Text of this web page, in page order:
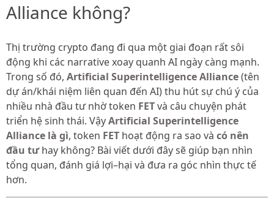
Alliance không?
Thị trường crypto đang đi qua một giai đoạn rất sôi
động khi các narrative xoay quanh AI ngày càng mạnh.
Trong số đó, Artificial Superintelligence Alliance(tên
dự án/khái niệm liên quan đến AI) thu hút sự chú ý của
nhiều nhà đầu tư nhờ token FETvà câu chuyện phát
triển hệ sinh thái. VậyArtificial Superintelligence
Alliance là gì, token FET hoạt động ra sao và có nên
đầu tưhay không? Bài viết dưới đây sẽ giúp bạn nhìn
tổng quan, đánh giá lợi–hại và đưa ra góc nhìn thực tế
hơn.